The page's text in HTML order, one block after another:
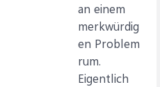
an einem
merkwürdig
en Problem
rum.
Eigentlich